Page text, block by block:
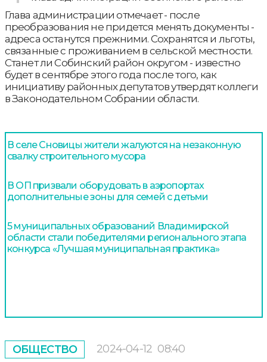
Глава администрации отмечает - после
преобразования не придется менять документы -
адреса останутся прежними. Сохранятся и льготы,
связанные с проживанием в сельской местности.
Станет ли Собинский район округом - известно
будет в сентябре этого года после того, как
инициативу районных депутатов утвердят коллеги
в Законодательном Собрании области.
В селе Сновицы жители жалуются на незаконную
свалку строительного мусора
В ОП призвали оборудовать в аэропортах
дополнительные зоны для семей с детьми
5 муниципальных образований Владимирской
области стали победителями регионального этапа
конкурса «Лучшая муниципальная практика»
ОБЩЕСТВО 2024-04-12 08:40